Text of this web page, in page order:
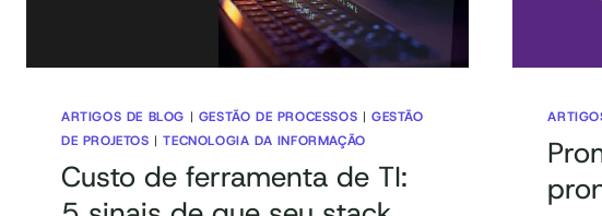
ARTIGOS DE BLOG | GESTÃO DE PROCESSOS |GESTÃO
DE PROJETOS |TECNOLOGIA DA INFORMAÇÃO
Custo de ferramenta de TI: